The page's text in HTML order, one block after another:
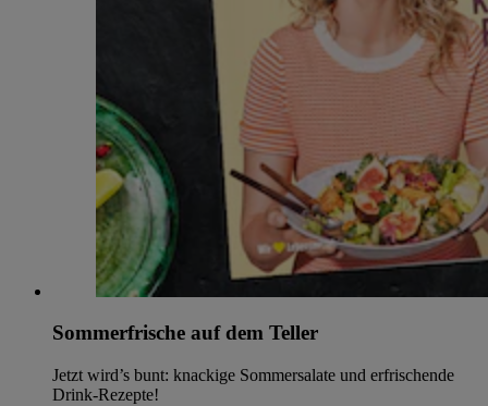
Sommerfrische auf dem Teller
Jetzt wird’s bunt: knackige Sommersalate und erfrischende
Drink-Rezepte!